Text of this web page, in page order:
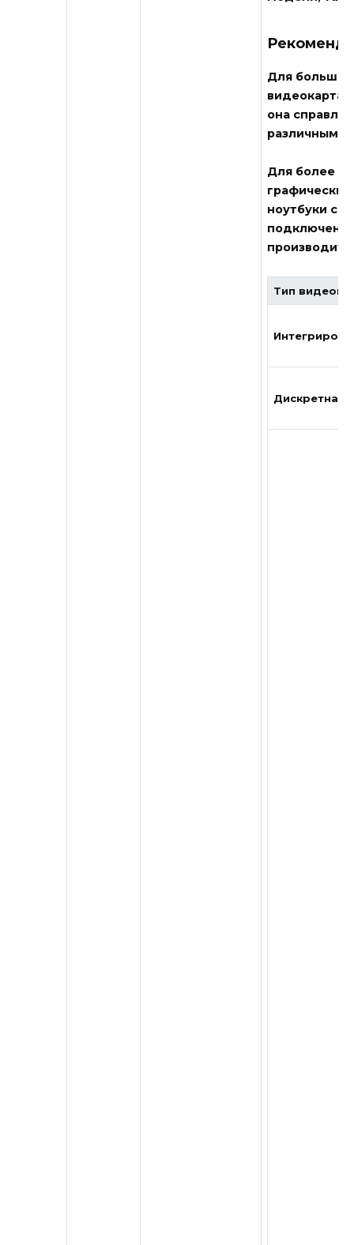
Для
видеокарта
она
различным
Для более
ноутбуки с
Тип
Дискретная